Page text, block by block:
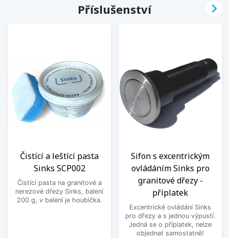
Příslušenství
Čistící a leštící pasta
Sinks SCP002
Čistící pasta na granitové a
nerezové dřezy Sinks, balení
200 g, v balení je houbička.
Sifon s excentrickým
ovládáním Sinks pro
granitové dřezy -
příplatek
Excentrické ovládání Sinks
pro dřezy a s jednou výpustí.
Jedná se o příplatek, nelze
objednat samostatně!
